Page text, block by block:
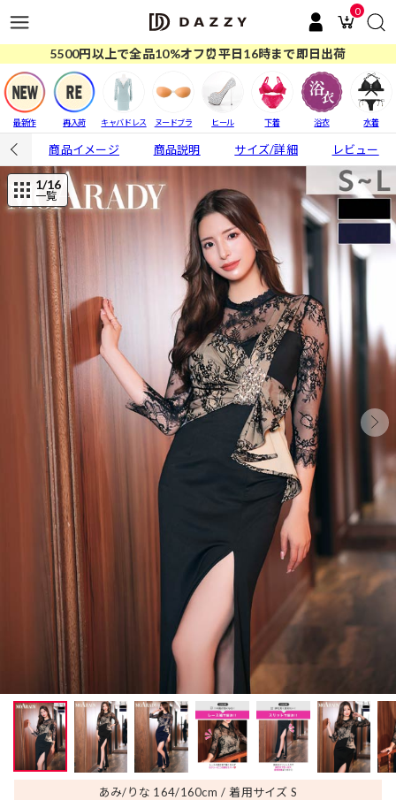
0
5500円以上で全品10%オフ⏰平日16時まで即日出荷
最新作 再入荷 キャバドレス ヌードブラ ヒール 下着 浴衣 水着
商品イメージ 商品説明 サイズ/詳細 レビュー
1/16
一覧
あみ/りな 164/160cm 着用サイズ S